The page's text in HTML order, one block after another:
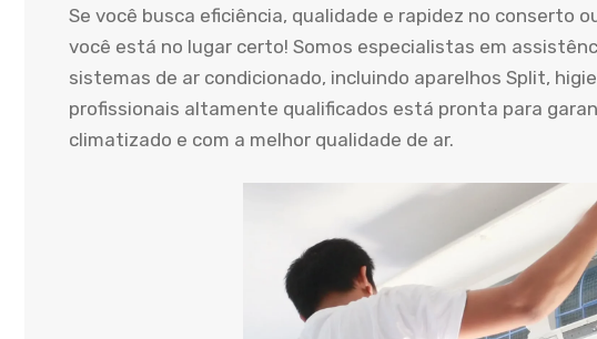
Se você busca eficiência, qualidade e rapidez no conserto
você está no lugar certo! Somos especialistas em
sistemas de ar condicionado, incluindo aparelhos Split,
profissionais altamente qualificados está pronta para
climatizado e com a melhor qualidade de ar.